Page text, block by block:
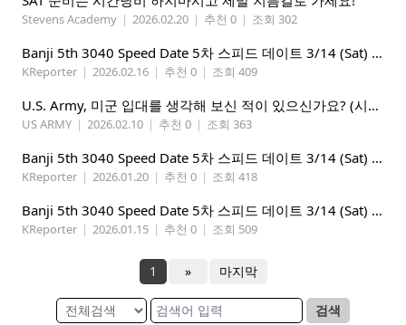
Stevens Academy | 2026.02.20 | 추천 0 | 조회 302
Banji 5th 3040 Speed Date 5차 스피드 데이트 3/14 (Sat) 5-8PM
KReporter | 2026.02.16 | 추천 0 | 조회 409
U.S. Army, 미군 입대를 생각해 보신 적이 있으신가요? (시애틀 미군 입대)
US ARMY | 2026.02.10 | 추천 0 | 조회 363
Banji 5th 3040 Speed Date 5차 스피드 데이트 3/14 (Sat) 5-8PM
KReporter | 2026.01.20 | 추천 0 | 조회 418
Banji 5th 3040 Speed Date 5차 스피드 데이트 3/14 (Sat) 5-8PM
KReporter | 2026.01.15 | 추천 0 | 조회 509
1 » 마지막
검색